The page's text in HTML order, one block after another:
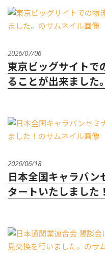
2026/07/06
東京ビッグサイトで
ることが出来ました。
2026/06/18
日本全国キャラバン
タートいたしました！